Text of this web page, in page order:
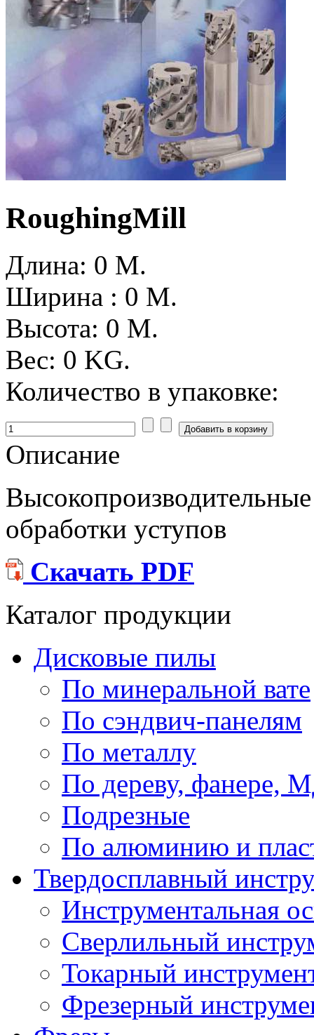
RoughingMill
Длина: 0 M.
Ширина : 0 M.
Высота: 0 M.
Вес: 0 KG.
Количество в упаковке:
Описание
обработки уступов
Скачать PDF
Каталог продукции
Дисковые пилы
По минеральной вате
По сэндвич-панелям
По металлу
По дереву,
Подрезные
По алюминию и
Твердосплавный
Инструментальная
Сверлильный
Токарный
Фрезерный